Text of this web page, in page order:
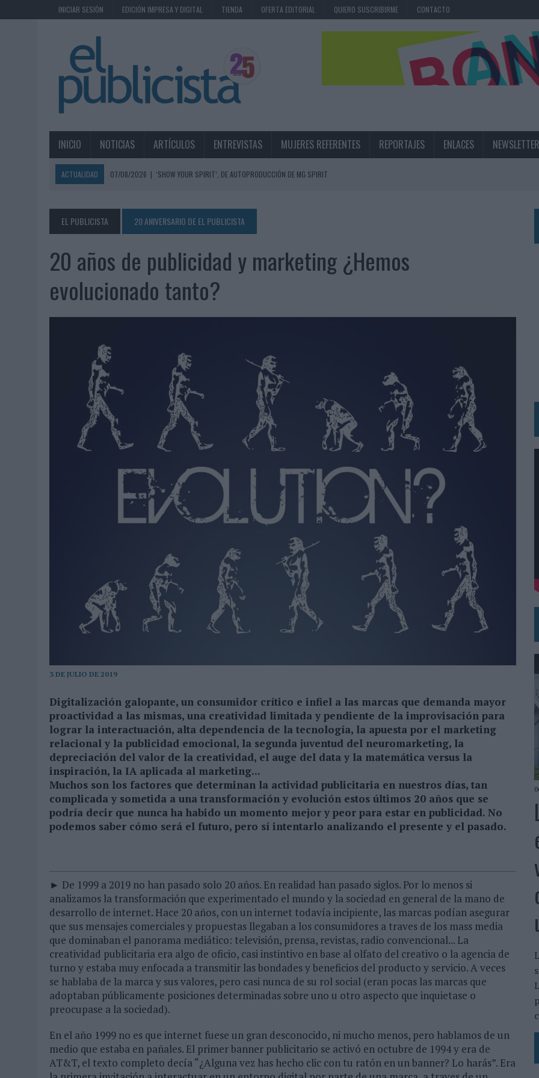
INICIAR SESIÓN EDICIÓN IMPRESA Y DIGITAL TIENDA OFERTA EDITORIAL QUIERO SUSCRIBIRME CONTACTO
INICIO NOTICIAS ARTÍCULOS ENTREVISTAS MUJERES REFERENTES REPORTAJES ENLACES NEWSLETTER
ACTUALIDAD 07/08/2026 | ‘SHOW YOUR SPIRIT’, DE AUTOPRODUCCIÓN DE MG SPIRIT
07/08/2026 | MG SPIRIT RELANZA SU MARCA CON UNA ESTRATEGIA 360º CENTRADA EN EL ORIGEN BARCELONÉS
07/08/2026
PATRÓN CONVIERTE EL NUEVO SINGLE DE ARÓN PIPER EN UNA EXPERIENCIA DE MARCA EN IBIZA
07/08/2026 | EL VERANO PONE A PRUEBA LA ESTRATEGIA DIGITAL DE LAS MARCAS
07/08/2026
|
VUELING CONVIERTE LOS RECUERDOS EN SOUVENIRS CON IA
06/08/2026 | SIETE DE CADA DIEZ EMPRESAS ESPAÑOLAS NO INTEGRAN LA INFANCIA EN SU ESTRATEGIA
06/08/2026 | LA TELEVISIÓN SIGUE LIDERANDO EL CONSUMO DE MEDIOS EN VERANO Y SUPERA AL MÓVIL COMO DISPOSITIVO MÁS UTILIZADO
06/08/2026 | EL USO DE LA IA GENERATIVA ALCANZA YA AL 62% DE LOS ESPAÑOLES
06/08/2026 | SYSTEM1 NOMBRA A KIMBERLY BASTONI COMO NUEVA DIRECTORA COMERCIAL GLOBAL
06/08/2026
FRIGO Y UNIQLO LANZAN UNA COLECCIÓN PERSONALIZABLE INSPIRADA EN CORNETTO, CALIPPO Y SOLERO
06/08/2026
LA IA ESTÁ SUBIENDO EL LISTÓN DE LA CREATIVIDAD
BEON WORLDWIDE LANZA RAÍZ URBANA PARA TRANSFORMAR EL PATRIMONIO HISTÓRICO EN ACTIVOS CULTURALES Y ECONÓMICOS
FABRA COMUNICACIÓN INCORPORA A CASONÁ Y ASUME LA GESTIÓN DE SUS RELACIONES CON LOS MEDIOS
LOPESAN HOTELS & RESORTS ACERCA EL PARAÍSO CANARIO EN SU ÚLTIMA CAMPAÑA INTERNACIONAL
LUIS ARQUILLOS (BURGO DE ARIAS): “LA CONSTRUCCIÓN DE MARCA A LARGO PLAZO Y LA MEDICIÓN SON DOS CARAS DE LA MISMA
‘ALEXIA PUTELLAS X GALAXY Z FOLD8 – SIN LÍMITES’, DE CHEIL SPAIN PARA SAMSUNG ELECTRONICS IBERIA
EL PUBLICISTA 20 ANIVERSARIO DE EL PUBLICISTA
20 años de publicidad y marketing ¿Hemos
evolucionado tanto?
3 DE JULIO DE 2019
Digitalización galopante, un consumidor crítico e infiel a las marcas que demanda mayor
proactividad a las mismas, una creatividad limitada y pendiente de la improvisación para
lograr la interactuación, alta dependencia de la tecnología, la apuesta por el marketing
relacional y la publicidad emocional, la segunda juventud del neuromarketing, la
depreciación del valor de la creatividad, el auge del data y la matemática versus la
inspiración, la IA aplicada al marketing...
Muchos son los factores que determinan la actividad publicitaria en nuestros días, tan
complicada y sometida a una transformación y evolución estos últimos 20 años que se
podría decir que nunca ha habido un momento mejor y peor para estar en publicidad. No
podemos saber cómo será el futuro, pero sí intentarlo analizando el presente y el pasado.
► De 1999 a 2019 no han pasado solo 20 años. En realidad han pasado siglos. Por lo menos si
analizamos la transformación que experimentado el mundo y la sociedad en general de la mano de
desarrollo de internet. Hace 20 años, con un internet todavía incipiente, las marcas podían asegurar
que sus mensajes comerciales y propuestas llegaban a los consumidores a traves de los mass media
que dominaban el panorama mediático: televisión, prensa, revistas, radio convencional... La
creatividad publicitaria era algo de oficio, casi instintivo en base al olfato del creativo o la agencia de
turno y estaba muy enfocada a transmitir las bondades y beneficios del producto y servicio. A veces
se hablaba de la marca y sus valores, pero casi nunca de su rol social (eran pocas las marcas que
adoptaban públicamente posiciones determinadas sobre uno u otro aspecto que inquietase o
preocupase a la sociedad).
En el año 1999 no es que internet fuese un gran desconocido, ni mucho menos, pero hablamos de un
medio que estaba en pañales. El primer banner publicitario se activó en octubre de 1994 y era de
AT&T, el texto completo decía “¿Alguna vez has hecho clic con tu ratón en un banner? Lo harás”. Era